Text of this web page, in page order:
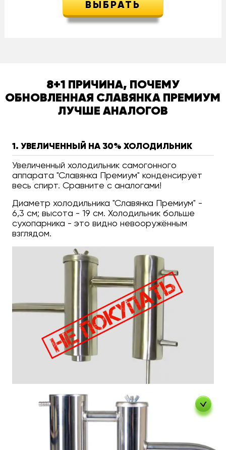
ВЫБРАТЬ
8+1 ПРИЧИНА, ПОЧЕМУ
ОБНОВЛЕННАЯ СЛАВЯНКА ПРЕМИУМ
ЛУЧШЕ АНАЛОГОВ
1. УВЕЛИЧЕННЫЙ НА 30% ХОЛОДИЛЬНИК
Увеличенный холодильник самогонного
аппарата "Славянка Премиум" конденсирует
весь спирт. Сравните с аналогами!
Диаметр холодильника "Славянка Премиум" -
6,3 см; высота - 19 см. Холодильник больше
сухопарника - это видно невооружённым
взглядом.